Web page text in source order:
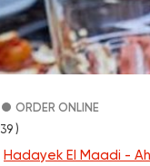
ORDER ONLINE
)
Hadayek El Maadi -